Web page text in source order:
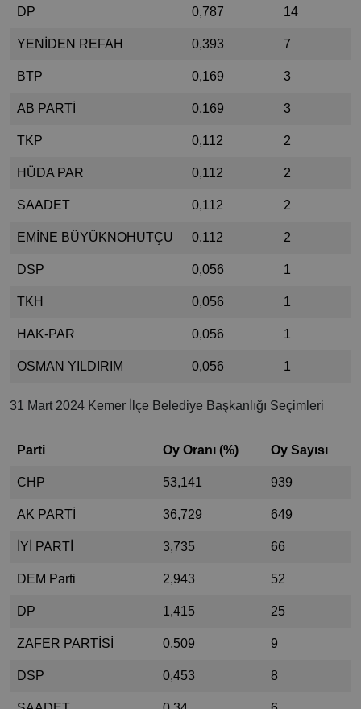
DP 0,787 14
YENİDEN REFAH 0,393 7
BTP 0,169 3
AB PARTİ 0,169 3
TKP 0,112 2
HÜDA PAR 0,112 2
SAADET 0,112 2
EMİNE BÜYÜKNOHUTÇU 0,112 2
DSP 0,056 1
TKH 0,056 1
HAK-PAR 0,056 1
OSMAN YILDIRIM 0,056 1
31 Mart 2024 Kemer İlçe Belediye Başkanlığı Seçimleri
Parti Oy Oranı (%) Oy Sayısı
CHP 53,141 939
AK PARTİ 36,729 649
İYİ PARTİ 3,735 66
DEM Parti 2,943 52
DP 1,415 25
ZAFER PARTİSİ 0,509 9
DSP 0,453 8